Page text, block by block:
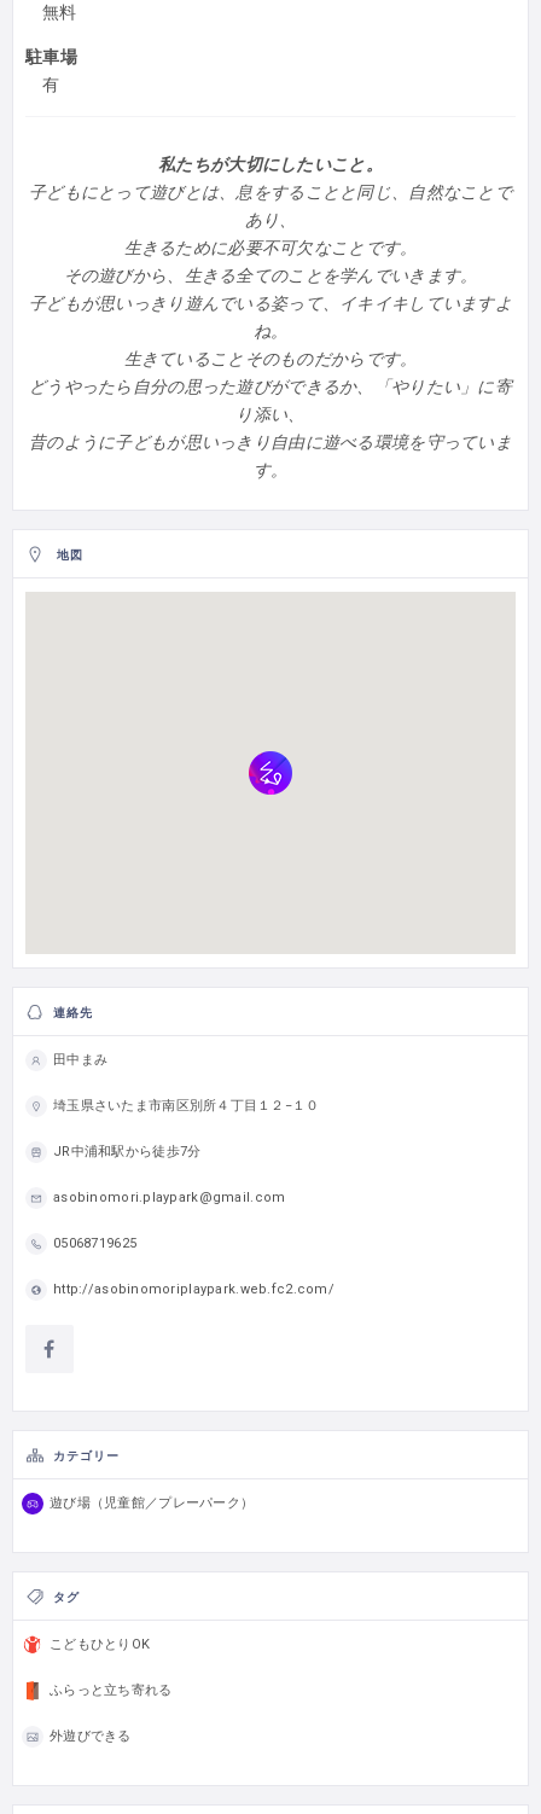
無料
駐車場
有
私たちが大切にしたいこと。
子どもにとって遊びとは、息をすることと同じ、自然なことで
あり、
生きるために必要不可欠なことです。
その遊びから、生きる全てのことを学んでいきます。
子どもが思いっきり遊んでいる姿って、イキイキしていますよ
ね。
生きていることそのものだからです。
どうやったら自分の思った遊びができるか、「やりたい」に寄
り添い、
昔のように子どもが思いっきり自由に遊べる環境を守っていま
す。
地図
連絡先
田中まみ
埼玉県さいたま市南区別所４丁目１２−１０
JR中浦和駅から徒歩7分
asobinomori.playpark@gmail.com
05068719625
http://asobinomoriplaypark.web.fc2.com/
カテゴリー
遊び場（児童館／プレーパーク）
タグ
こどもひとりOK
ふらっと立ち寄れる
外遊びできる